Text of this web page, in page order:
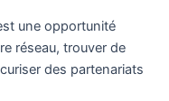
une opportunité
réseau, trouver de
des partenariats